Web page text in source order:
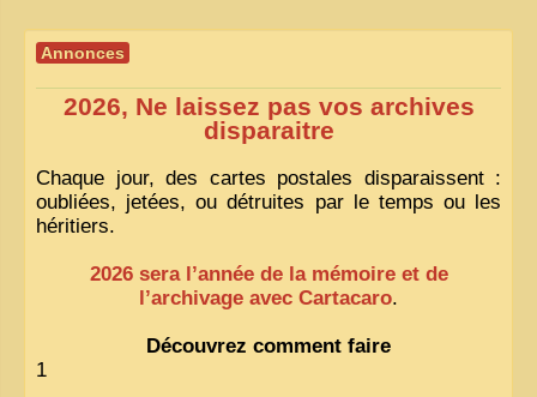
Annonces
2026, Ne laissez pas vos archives
disparaitre
Chaque jour, des cartes postales disparaissent :
oubliées, jetées, ou détruites par le temps ou les
héritiers.
2026 sera l’année de la mémoire et de
l’archivage avec Cartacaro.
Découvrez comment faire
1